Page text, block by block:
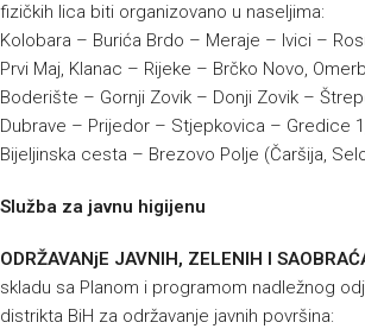
fizičkih lica biti organizovano u naseljima:
Kolobara – Burića Brdo – Meraje – Ivici –
Prvi Maj, Klanac – Rijeke – Brčko Novo,
Boderište – Gornji Zovik – Donji Zovik –
Dubrave – Prijedor – Stjepkovica – Gredice
Bijeljinska cesta – Brezovo Polje (Čaršija,
Služba za javnu higijenu
ODRŽAVANjE JAVNIH, ZELENIH I
skladu sa Planom i programom nadležnog
distrikta BiH za održavanje javnih površina: